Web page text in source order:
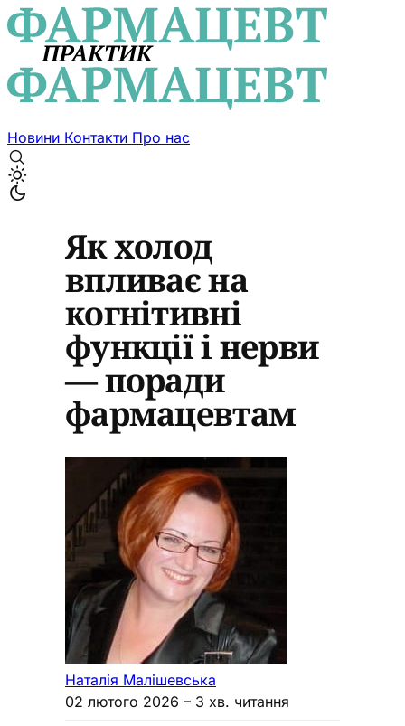
Новини Контакти Про нас
Як холод
впливає на
когнітивні
функції і нерви
— поради
фармацевтам
Наталія Малішевська
02 лютого 2026 – 3 хв. читання